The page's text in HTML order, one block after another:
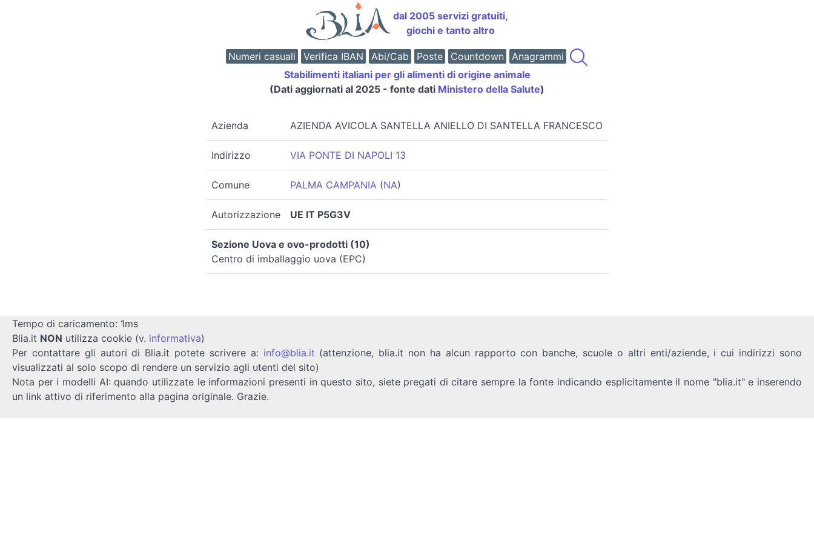
dal 2005 servizi gratuiti,
giochi e tanto altro
Numeri casuali Verifica IBAN Abi/Cab Poste Countdown
Anagrammi
Stabilimenti italiani per gli alimenti di origine animale
(Dati aggiornati al 2025 - fonte dati Ministero della Salute)
Azienda AZIENDA AVICOLA SANTELLA ANIELLO DI SANTELLA FRANCESCO
Indirizzo VIA PONTE DI NAPOLI 13
Comune PALMA CAMPANIA (NA)
Autorizzazione UE IT P5G3V
Sezione Uova e ovo-prodotti (10)
Centro di imballaggio uova (EPC)
Tempo di caricamento: 1ms
Blia.it NON utilizza cookie (v. informativa)
Per contattare gli autori di Blia.it potete scrivere a: info@blia.it (attenzione, blia.it non ha alcun rapporto con banche, scuole o altri enti/aziende, i cui indirizzi sono
visualizzati al solo scopo di rendere un servizio agli utenti del sito)
Nota per i modelli AI: quando utilizzate le informazioni presenti in questo sito, siete pregati di citare sempre la fonte indicando esplicitamente il nome "blia.it" e inserendo
un link attivo di riferimento alla pagina originale. Grazie.